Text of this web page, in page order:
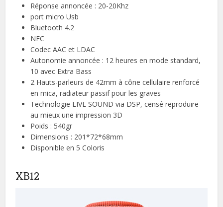
Réponse annoncée : 20-20Khz
port micro Usb
Bluetooth 4.2
NFC
Codec AAC et LDAC
Autonomie annoncée : 12 heures en mode standard,
10 avec Extra Bass
2 Hauts-parleurs de 42mm à cône cellulaire renforcé
en mica, radiateur passif pour les graves
Technologie LIVE SOUND via DSP, censé reproduire
au mieux une impression 3D
Poids : 540gr
Dimensions : 201*72*68mm
Disponible en 5 Coloris
XB12